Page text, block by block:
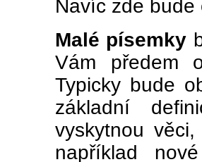
Navíc zde
Malé písemky
Vám předem
Typicky bude
základní
vyskytnou
například